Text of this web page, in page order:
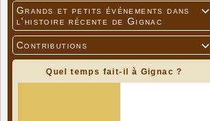

Grands et petits événements dans
l'histoire récente de Gignac

Contributions
Quel temps fait-il à Gignac ?